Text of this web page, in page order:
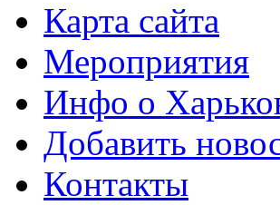
Карта сайта
Мероприятия
Инфо о
Добавить
Контакты